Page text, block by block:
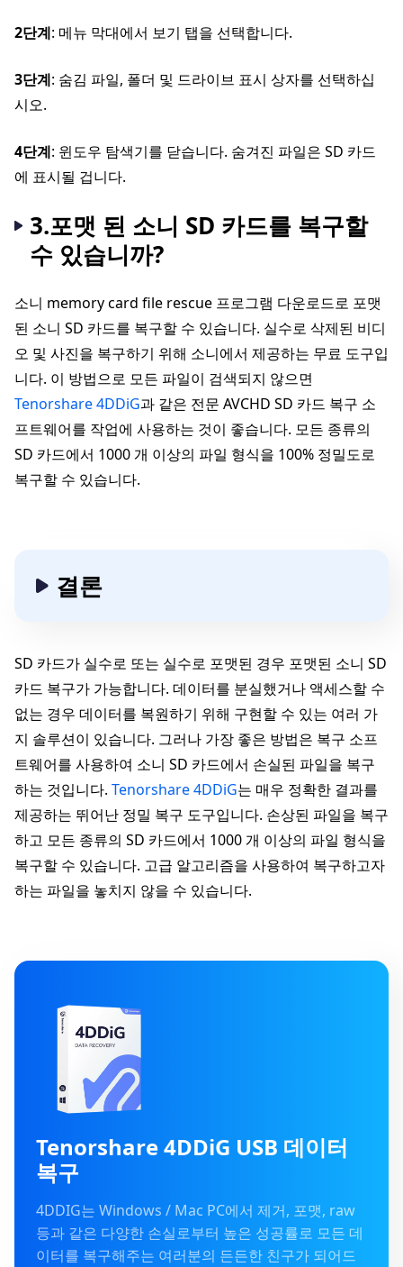
2단계: 메뉴 막대에서 보기 탭을 선택합니다.
3단계: 숨김 파일, 폴더 및 드라이브 표시 상자를 선택하십
시오.
4단계: 윈도우 탐색기를 닫습니다. 숨겨진 파일은 SD 카드
에 표시될 겁니다.
3.포맷 된 소니 SD 카드를 복구할
수 있습니까?
소니 memory card file rescue 프로그램 다운로드로 포맷
된 소니 SD 카드를 복구할 수 있습니다. 실수로 삭제된 비디
오 및 사진을 복구하기 위해 소니에서 제공하는 무료 도구입
니다. 이 방법으로 모든 파일이 검색되지 않으면
Tenorshare 4DDiG과 같은 전문 AVCHD SD 카드 복구 소
프트웨어를 작업에 사용하는 것이 좋습니다. 모든 종류의
SD 카드에서 1000 개 이상의 파일 형식을 100% 정밀도로
복구할 수 있습니다.
결론
SD 카드가 실수로 또는 실수로 포맷된 경우 포맷된 소니 SD
카드 복구가 가능합니다. 데이터를 분실했거나 액세스할 수
없는 경우 데이터를 복원하기 위해 구현할 수 있는 여러 가
지 솔루션이 있습니다. 그러나 가장 좋은 방법은 복구 소프
트웨어를 사용하여 소니 SD 카드에서 손실된 파일을 복구
하는 것입니다. Tenorshare 4DDiG는 매우 정확한 결과를
제공하는 뛰어난 정밀 복구 도구입니다. 손상된 파일을 복구
하고 모든 종류의 SD 카드에서 1000 개 이상의 파일 형식을
복구할 수 있습니다. 고급 알고리즘을 사용하여 복구하고자
하는 파일을 놓치지 않을 수 있습니다.
Tenorshare 4DDiG USB 데이터
복구
4DDIG는 Windows / Mac PC에서 제거, 포맷, raw
등과 같은 다양한 손실로부터 높은 성공률로 모든 데
이터를 복구해주는 여러분의 든든한 친구가 되어드